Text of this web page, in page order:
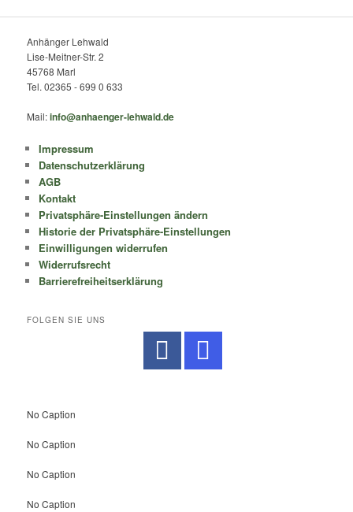
Anhänger Lehwald
Lise-Meitner-Str. 2
45768 Marl
Tel. 02365 - 699 0 633
Mail:info@anhaenger-lehwald.de
Impressum
Datenschutzerklärung
AGB
Kontakt
Privatsphäre-Einstellungen ändern
Historie der Privatsphäre-Einstellungen
Einwilligungen widerrufen
Widerrufsrecht
Barrierefreiheitserklärung
FOLGEN SIE UNS
No Caption
No Caption
No Caption
No Caption